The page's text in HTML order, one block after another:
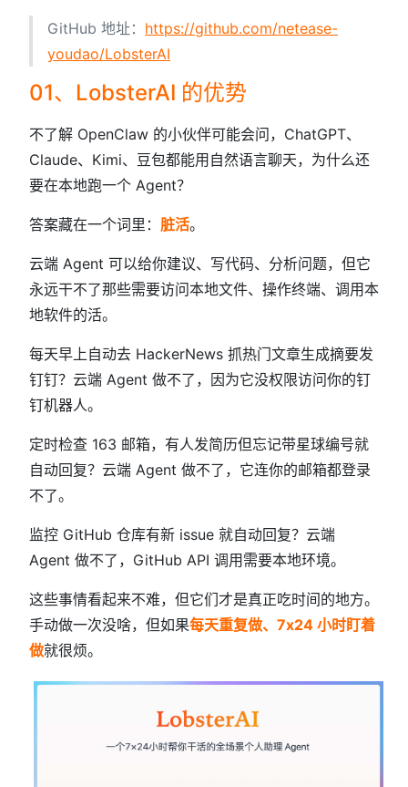
GitHub 地址： https://github.com/netease-
youdao/LobsterAI
01、LobsterAI 的优势
不了解 OpenClaw 的小伙伴可能会问，ChatGPT、
Claude、Kimi、豆包都能用自然语言聊天，为什么还
要在本地跑一个 Agent？
答案藏在一个词里： 脏活。
云端 Agent 可以给你建议、写代码、分析问题，但它
永远干不了那些需要访问本地文件、操作终端、调用本
地软件的活。
每天早上自动去 HackerNews 抓热门文章生成摘要发
钉钉？云端 Agent 做不了，因为它没权限访问你的钉
钉机器人。
定时检查 163 邮箱，有人发简历但忘记带星球编号就
自动回复？云端 Agent 做不了，它连你的邮箱都登录
不了。
监控 GitHub 仓库有新 issue 就自动回复？云端
Agent 做不了，GitHub API 调用需要本地环境。
这些事情看起来不难，但它们才是真正吃时间的地方。
手动做一次没啥，但如果每天重复做、7x24 小时盯着
做就很烦。